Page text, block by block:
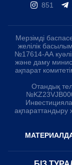
851
Мерзімді
желілік
№17614-АА
және даму
ақпарат
Отандық
ақпараттандыру